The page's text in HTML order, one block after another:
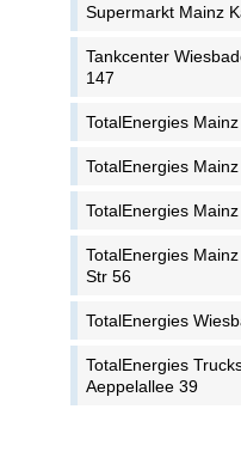
Supermarkt Mainz
Tankcenter
147
TotalEnergies
TotalEnergies
TotalEnergies
TotalEnergies
Str 56
TotalEnergies
TotalEnergies
Aeppelallee 39